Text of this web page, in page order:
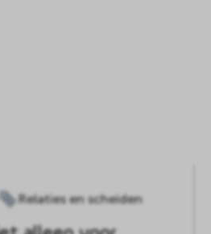
Relaties en scheiden